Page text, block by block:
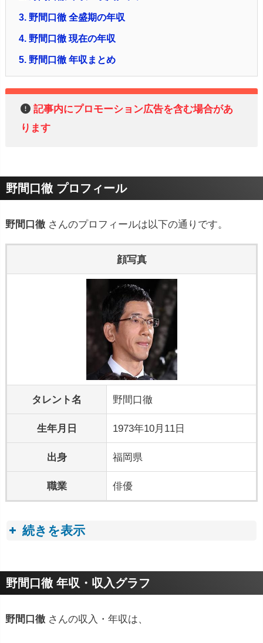
3. 野間口徹 全盛期の年収
4. 野間口徹 現在の年収
5. 野間口徹 年収まとめ
記事内にプロモーション広告を含む場合があ
ります
野間口徹 プロフィール
野間口徹 さんのプロフィールは以下の通りです。
顔写真
タレント名 野間口徹
生年月日 1973年10月11日
出身 福岡県
職業 俳優
続きを表示
プロフィールトピック
野間口徹 年収・収入グラフ
野間口徹 さんの収入・年収は、